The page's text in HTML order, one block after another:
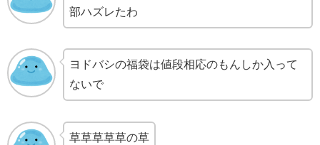
部ハズレたわ
ヨドバシの福袋は値段相応のもんしか入って
ないで
草草草草草の草